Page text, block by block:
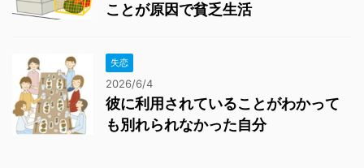
ことが原因で貧乏生活
失恋
2026/6/4
彼に利用されていることがわかって
も別れられなかった自分